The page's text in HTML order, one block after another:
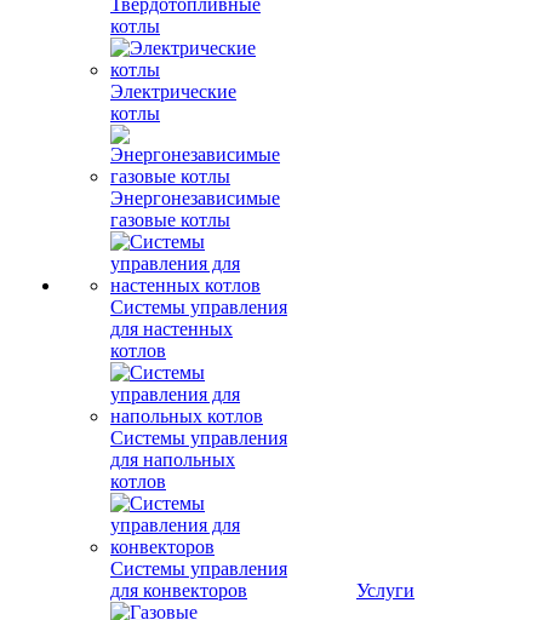
Твердотопливные
котлы
Электрические
котлы
Энергонезависимые
газовые котлы
Системы управления
для настенных
котлов
Системы управления
для напольных
котлов
Системы управления
для конвекторов
Услуги